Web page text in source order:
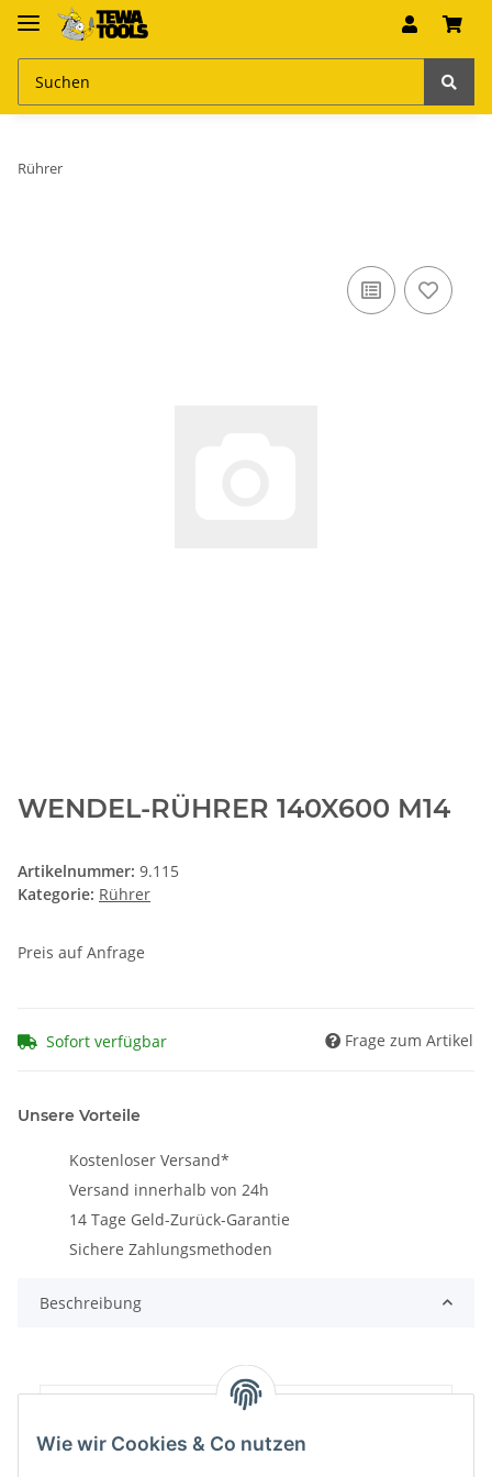
Rührer
WENDEL-RÜHRER 140X600 M14
Artikelnummer: 9.115
Kategorie: Rührer
Preis auf Anfrage
Sofort verfügbar Frage zum Artikel
Unsere Vorteile
Kostenloser Versand*
Versand innerhalb von 24h
14 Tage Geld-Zurück-Garantie
Sichere Zahlungsmethoden
Beschreibung
1,32 kg
Wie wir Cookies & Co nutzen